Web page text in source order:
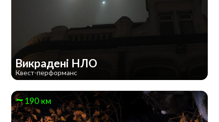
Викрадені НЛО
Квест-перформанс
190 км